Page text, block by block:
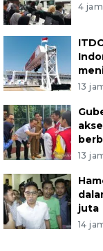
4
13
13
juta
14